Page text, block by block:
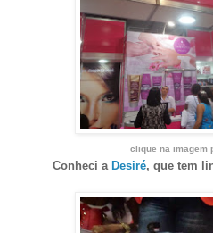
clique na imagem
Conheci a Desiré, que tem